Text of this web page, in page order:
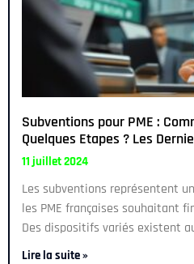
Subventions pour PME :
Quelques Etapes ? Les
11 juillet 2024
Les subventions représentent
les PME françaises souhaitant
Des dispositifs variés existent
Lire la suite »